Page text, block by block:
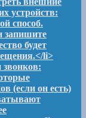
устройств:
способ.
запишите
будет
li>
(если он есть)